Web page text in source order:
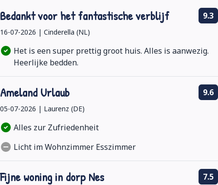
Bedankt voor het fantastische verblijf
16-07-2026 | Cinderella (NL)
9.3
Het is een super prettig groot huis. Alles is aanwezig.
Heerlijke bedden.
Ameland Urlaub
05-07-2026 | Laurenz (DE)
9.6
Alles zur Zufriedenheit
Licht im Wohnzimmer Esszimmer
Fijne woning in dorp Nes 7.5